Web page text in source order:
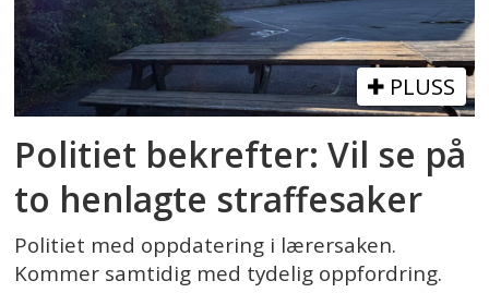
PLUSS
Politiet bekrefter: Vil se på
to henlagte straffesaker
Politiet med oppdatering i lærersaken.
Kommer samtidig med tydelig oppfordring.